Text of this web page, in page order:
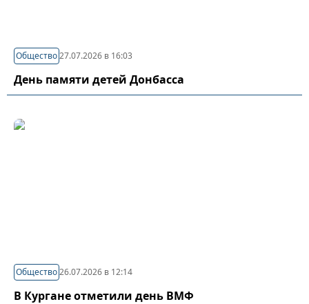
Общество27.07.2026 в 16:03
День памяти детей Донбасса
Общество26.07.2026 в 12:14
В Кургане отметили день ВМФ